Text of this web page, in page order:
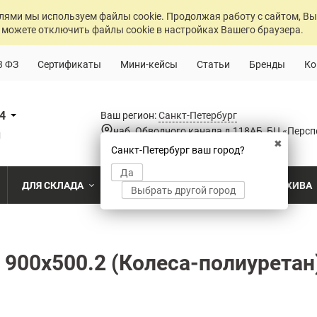
мы используем файлы cookie. Продолжая работу с сайтом,
отключить файлы cookie в настройках Вашего браузера.
ФЗ Сертификаты Мини-кейсы Статьи Бренды
Ваш регион:Санкт-Петербург
✖
Санкт-Петербург ваш город?
Да
Выбрать другой город
наб. Обводного канала д.118АБ, БЦ
MS Standart
MS Strong
Архивные
Для
Для
Склад временного хранения
ДЛЯ СКЛАДА
Раздевалка на пищевом
ДЛЯ РАЗДЕВАЛОК ДЛЯ АРХИВА
(Колеса-